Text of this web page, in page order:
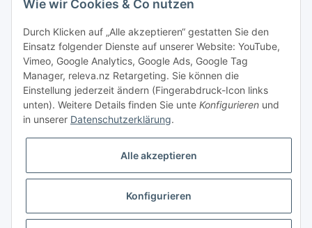
Bestellen per Fax oder Tel:
Tel.: 0261 / 50089561
Fax: 0261 / 50089555
So erreichen Sie uns
Shop.4teachers.de
Maximinstraße 1
56072 Koblenz
Tel.: 0261 / 50089561
Vertrag widerrufen
Wie wir Cookies & Co nutzen
Durch Klicken auf „Alle akzeptieren“ gestatten Sie den
Einsatz folgender Dienste auf unserer Website: YouTube,
Vimeo, Google Analytics, Google Ads, Google Tag
Manager, releva.nz Retargeting. Sie können die
Einstellung jederzeit ändern (Fingerabdruck-Icon links
unten). Weitere Details finden Sie unte Konfigurieren und
in unserer Datenschutzerklärung.
Alle akzeptieren
Konfigurieren